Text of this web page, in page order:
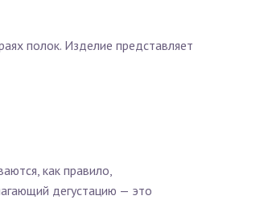
полок. Изделие представляет
как правило,
дегустацию — это